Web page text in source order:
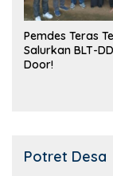
Pemdes Teras
Salurkan BLT-
Door!
Potret Desa